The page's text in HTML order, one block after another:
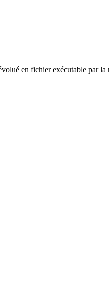
en fichier exécutable par